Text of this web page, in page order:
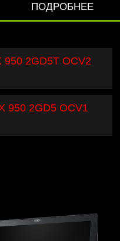
ПОДРОБНЕЕ
950 2GD5T OCV2
950 2GD5 OCV1